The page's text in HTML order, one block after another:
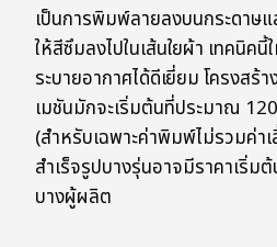
เป็นการพิมพ์ลายลงบนกระดาษ
ให้สีซึมลงไปในเส้นใยผ้า เทคนิค
ระบายอากาศได้ดีเยี่ยม โครงส
เมชันมักจะเริ่มต้นที่ประมาณ
(สำหรับเฉพาะค่าพิมพ์ไม่รวมค่า
สำเร็จรูปบางรุ่นอาจมีราคาเริ่ม
บางผู้ผลิต